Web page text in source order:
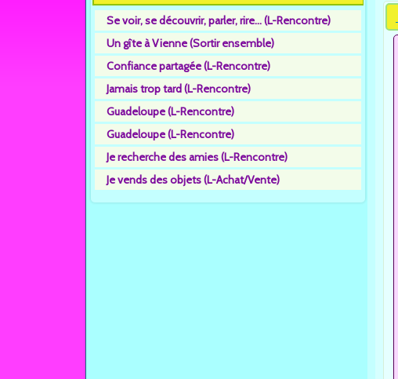
Se voir, se découvrir, parler, rire... (L-Rencontre)
Un gîte à Vienne (Sortir ensemble)
Confiance partagée (L-Rencontre)
Jamais trop tard (L-Rencontre)
Guadeloupe (L-Rencontre)
Guadeloupe (L-Rencontre)
Je recherche des amies (L-Rencontre)
Je vends des objets (L-Achat/Vente)